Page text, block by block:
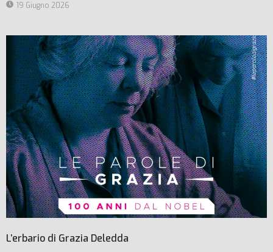
19 Giugno 2026
L’erbario di Grazia Deledda